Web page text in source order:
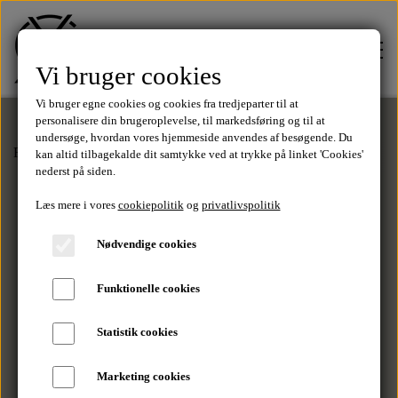
FORSIDE
TØJ
Tilbud
MÆRKER
Forside Strik Erik Zip - Black
Vi bruger cookies
Vi bruger egne cookies og cookies fra tredjeparter til at
personalisere din brugeroplevelse, til markedsføring og til at
undersøge, hvordan vores hjemmeside anvendes af besøgende. Du
kan altid tilbagekalde dit samtykke ved at trykke på linket 'Cookies'
nederst på siden.
Læs mere i vores cookiepolitikog privatlivspolitik
Nødvendige cookies
Funktionelle cookies
Statistik cookies
Marketing cookies